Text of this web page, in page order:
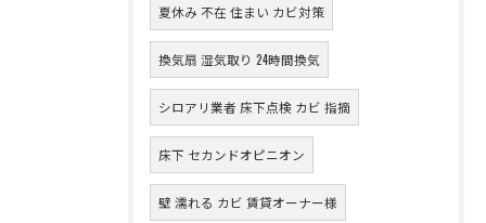
夏休み 不在 住まい カビ対策
換気扇 湿気取り 24時間換気
シロアリ業者 床下点検 カビ 指摘
床下 セカンドオピニオン
壁 濡れる カビ 賃貸オーナー様